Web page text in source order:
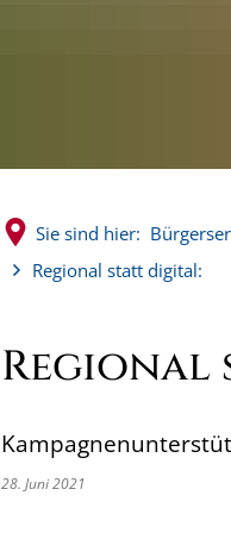
Sie sind hier:
Regional statt digital:
28. Juni 2021